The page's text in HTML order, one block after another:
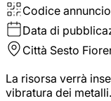
Codice annuncio
Data di
Città Sesto
La risorsa verrà
vibratura dei metalli.